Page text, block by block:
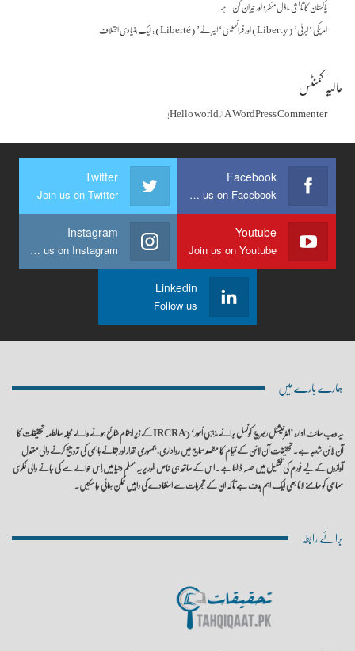
پاکستان کا ثالثی ماڈل منفرد اور حیران کن ہے
امریکی ‘لبرٹی’ (Liberty) اور فرانسیسی ‘لیبرٹے’ (Liberté) : ایک بنیادی اختلاف
حالیہ کمنٹس
A WordPress Commenter از Hello world!
Facebook
Join us on Facebook
Twitter
Join us on Twitter
Youtube
Join us on Youtube
Instagram
Join us on Instagram
Linkedin
Follow us
ہمارے بارے میں
یہ ویب سائٹ ادارہ ’انٹرنیشنل ریسرچ کونسل برائے مذہبی اُمور‘ (IRCRA کے زیر اہتمام شائع ہونے والے مجلہ سالنامہ تحقیقات کا
آن لائن شعبہ ہے۔ تحقیقات آن لائن کے قیام کا مقصد سماج میں رواداری، جمہوری اقدار اور بقائے باہمی کی ترویج کرنے والی معتدل
آوازوں کے لیے فورم کی تشکیل میں حصہ ڈالنا ہے۔ اس کے ساتھ ہی خاص طور پر یہ مسلم دنیا میں اِس حوالے سے کی جانے والی فکری
مساعی کو سامنے لانا بھی ایک اہم ہدف ہے تا کہ ان کے تجربات سے استفادے کی راہیں ممکن بنائی جا سکیں۔
برائے رابطہ